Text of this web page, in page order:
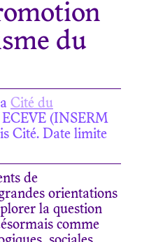
du
Cité du
(INSERM
Cité. Date limite
de
orientations
la question
comme